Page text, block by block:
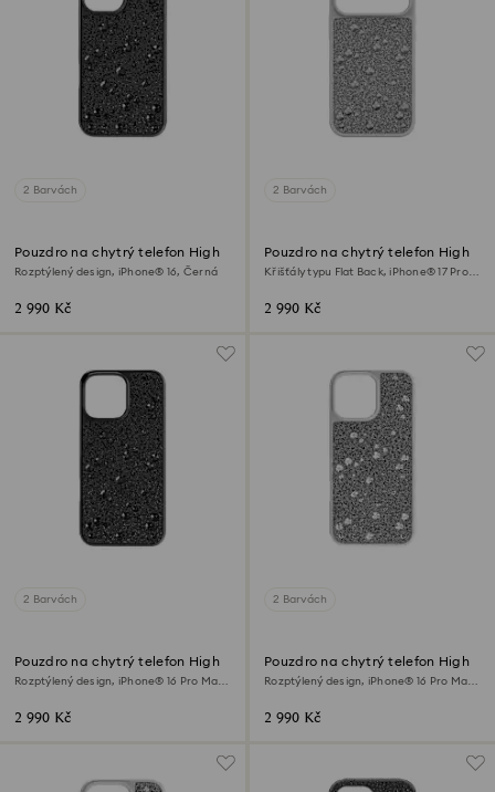
2 Barvách
Pouzdro na chytrý telefon High
Rozptýlený design, iPhone® 16, Černá
2 990 Kč
2 Barvách
Pouzdro na chytrý telefon High
Křišťály typu Flat Back, iPhone® 17 Pro,
2 990 Kč
2 Barvách
Pouzdro na chytrý telefon High
Rozptýlený design, iPhone® 16 Pro Max,
2 990 Kč
2 Barvách
Pouzdro na chytrý telefon High
Rozptýlený design, iPhone® 16 Pro Max,
2 990 Kč